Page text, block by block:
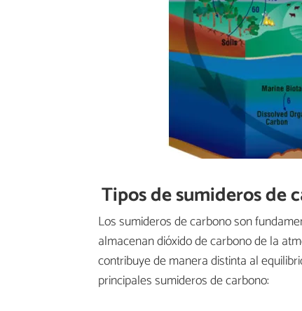
Tipos de sumideros de
Los sumideros de carbono son
almacenan dióxido de carbono de la
contribuye de manera distinta al
principales sumideros de carbono: